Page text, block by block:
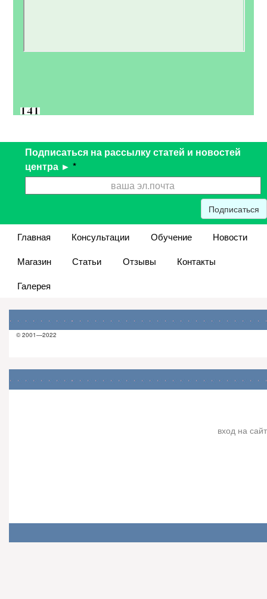
Подписаться на рассылку статей и новостей
центра ► *
Подписаться
Главная Консультации Обучение
Новости
Магазин
Статьи Отзывы
Контакты
Галерея
© 2001—2022
вход на сайт